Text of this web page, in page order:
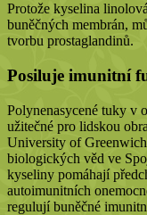
Protože kyselina
buněčných membrán,
tvorbu prostaglandinů.
Posiluje imunitní
Polynenasycené tuky v
užitečné pro lidskou
University of
biologických věd ve
kyseliny pomáhají
autoimunitních
regulují buněčné